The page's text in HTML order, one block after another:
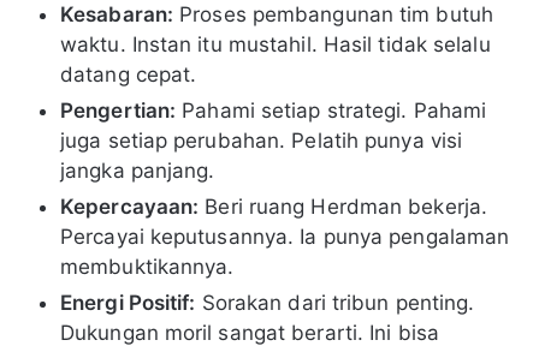
Kesabaran: Proses pembangunan tim butuh
waktu. Instan itu mustahil. Hasil tidak selalu
datang cepat.
Pengertian: Pahami setiap strategi. Pahami
juga setiap perubahan. Pelatih punya visi
jangka panjang.
Kepercayaan: Beri ruang Herdman bekerja.
Percayai keputusannya. Ia punya pengalaman
membuktikannya.
Energi Positif: Sorakan dari tribun penting.
Dukungan moril sangat berarti. Ini bisa